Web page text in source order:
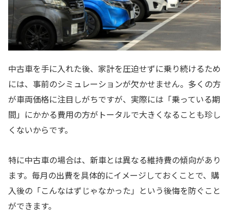
中古車を手に入れた後、家計を圧迫せずに乗り続けるため
には、事前のシミュレーションが欠かせません。多くの方
が車両価格に注目しがちですが、実際には「乗っている期
間」にかかる費用の方がトータルで大きくなることも珍し
くないからです。
特に中古車の場合は、新車とは異なる維持費の傾向があり
ます。毎月の出費を具体的にイメージしておくことで、購
入後の「こんなはずじゃなかった」という後悔を防ぐこと
ができます。